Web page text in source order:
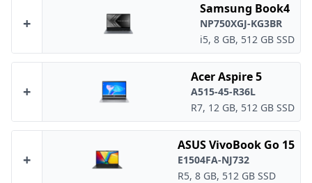
+
Samsung Book4
NP750XGJ-KG3BR
i5, 8 GB, 512 GB SSD
+
Acer Aspire 5
A515-45-R36L
R7, 12 GB, 512 GB SSD
+
ASUS VivoBook Go 15
E1504FA-NJ732
R5, 8 GB, 512 GB SSD